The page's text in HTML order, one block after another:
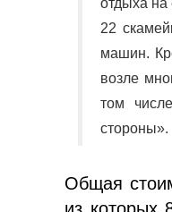
отдыха на
22
машин.
возле
том
стороны».
Общая